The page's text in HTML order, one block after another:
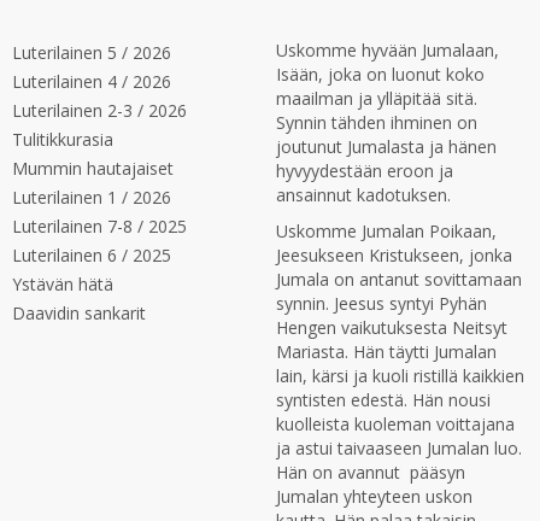
Luterilainen 5 / 2026
Luterilainen 4 / 2026
Luterilainen 2-3 / 2026
Tulitikkurasia
Mummin hautajaiset
Luterilainen 1 / 2026
Luterilainen 7-8 / 2025
Luterilainen 6 / 2025
Ystävän hätä
Daavidin sankarit
Uskomme hyvään Jumalaan,
Isään, joka on luonut koko
maailman ja ylläpitää sitä.
Synnin tähden ihminen on
joutunut Jumalasta ja hänen
hyvyydestään eroon ja
ansainnut kadotuksen.
Uskomme Jumalan Poikaan,
Jeesukseen Kristukseen, jonka
Jumala on antanut sovittamaan
synnin. Jeesus syntyi Pyhän
Hengen vaikutuksesta Neitsyt
Mariasta. Hän täytti Jumalan
lain, kärsi ja kuoli ristillä kaikkien
syntisten edestä. Hän nousi
kuolleista kuoleman voittajana
ja astui taivaaseen Jumalan luo.
Hän on avannut pääsyn
Jumalan yhteyteen uskon